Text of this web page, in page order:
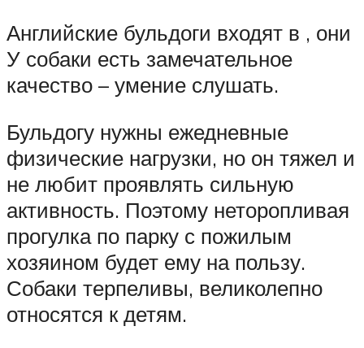
Английские бульдоги входят в , они
У собаки есть замечательное
качество – умение слушать.
Бульдогу нужны ежедневные
физические нагрузки, но он тяжел и
не любит проявлять сильную
активность. Поэтому неторопливая
прогулка по парку с пожилым
хозяином будет ему на пользу.
Собаки терпеливы, великолепно
относятся к детям.